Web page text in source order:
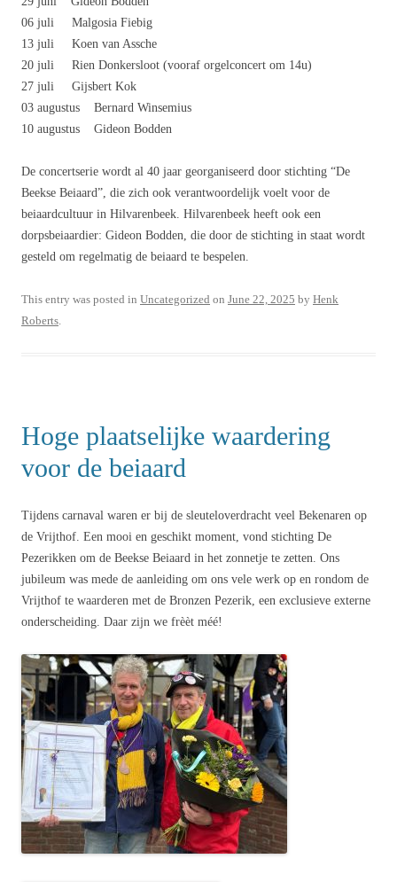
06 juli Malgosia Fiebig
13 juli Koen van Assche
20 juli Rien Donkersloot (vooraf orgelconcert om 14u)
27 juli Gijsbert Kok
03 augustus Bernard Winsemius
10 augustus Gideon Bodden
De concertserie wordt al 40 jaar georganiseerd door stichting “De
Beekse Beiaard”, die zich ook verantwoordelijk voelt voor de
beiaardcultuur in Hilvarenbeek. Hilvarenbeek heeft ook een
dorpsbeiaardier: Gideon Bodden, die door de stichting in staat wordt
gesteld om regelmatig de beiaard te bespelen.
This entry was posted in Uncategorized on June 22, 2025 by Henk
Roberts
Hoge plaatselijke waardering
voor de beiaard
Tijdens carnaval waren er bij de sleuteloverdracht veel Bekenaren op
de Vrijthof. Een mooi en geschikt moment, vond stichting De
Pezerikken om de Beekse Beiaard in het zonnetje te zetten. Ons
jubileum was mede de aanleiding om ons vele werk op en rondom de
Vrijthof te waarderen met de Bronzen Pezerik, een exclusieve externe
onderscheiding. Daar zijn we frèèt méé!